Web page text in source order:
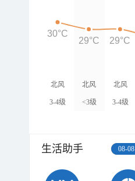
北风
3-4级
北风
<3级
北风
3-4级
30°C
29°C 29°C
生活助手 08-08